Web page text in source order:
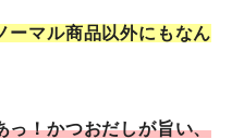
ーマル商品以外にもなん
っ！かつおだしが旨い、